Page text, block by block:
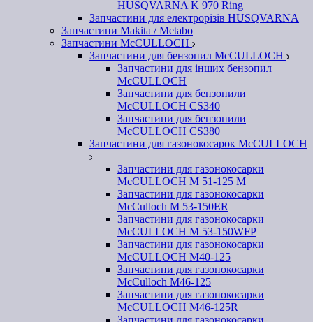
HUSQVARNA K 970 Ring
Запчастини для електрорізів HUSQVARNA
Запчастини Makita / Metabo
Запчастини McCULLOCH
Запчастини для бензопил McCULLOCH
Запчастини для інших бензопил
McCULLOCH
Запчастини для бензопили
McCULLOCH CS340
Запчастини для бензопили
McCULLOCH CS380
Запчастини для газонокосарок McCULLOCH
Запчастини для газонокосарки
McCULLOCH M 51-125 M
Запчастини для газонокосарки
McCulloch M 53-150ER
Запчастини для газонокосарки
McCULLOCH M 53-150WFP
Запчастини для газонокосарки
McCULLOCH M40-125
Запчастини для газонокосарки
McCulloch M46-125
Запчастини для газонокосарки
McCULLOCH M46-125R
Запчастини для газонокосарки